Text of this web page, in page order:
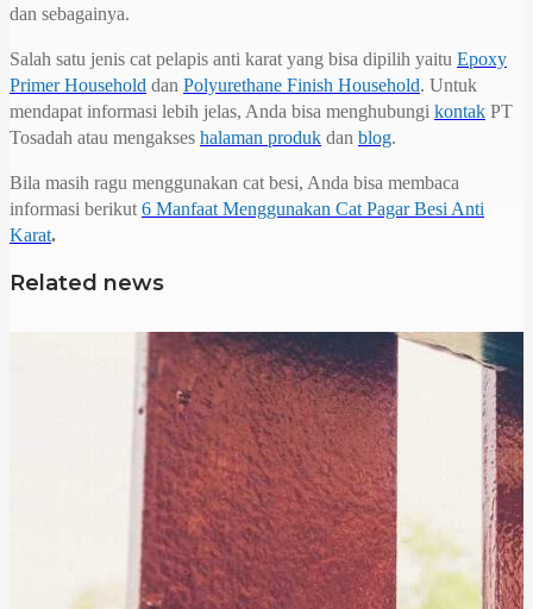
dan sebagainya.
Salah satu jenis cat pelapis anti karat yang bisa dipilih yaitu Epoxy
Primer Household dan Polyurethane Finish Household. Untuk
mendapat informasi lebih jelas, Anda bisa menghubungi kontak PT
Tosadah atau mengakses halaman produk dan blog.
Bila masih ragu menggunakan cat besi, Anda bisa membaca
informasi berikut 6 Manfaat Menggunakan Cat Pagar Besi Anti
Karat.
Related news